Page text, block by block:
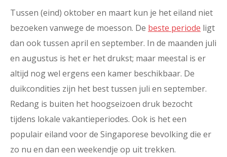
Tussen (eind) oktober en maart kun je het eiland niet
bezoeken vanwege de moesson. De beste periode ligt
dan ook tussen april en september. In de maanden juli
en augustus is het er het drukst; maar meestal is er
altijd nog wel ergens een kamer beschikbaar. De
duikcondities zijn het best tussen juli en september.
Redang is buiten het hoogseizoen druk bezocht
tijdens lokale vakantieperiodes. Ook is het een
populair eiland voor de Singaporese bevolking die er
zo nu en dan een weekendje op uit trekken.